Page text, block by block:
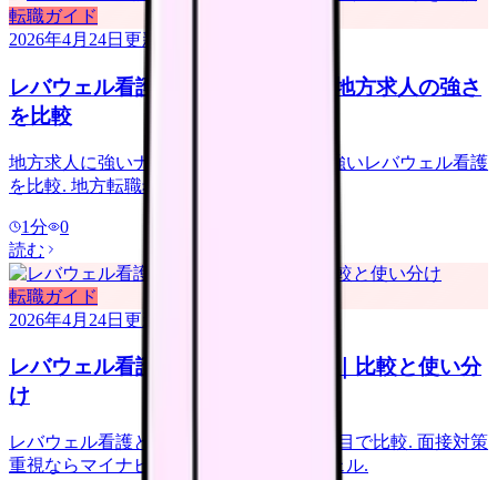
転職ガイド
2026年4月24日 更新
レバウェル看護 vs ナースジョブ｜地方求人の強さ
を比較
地方求人に強いナースジョブと都市部に強いレバウェル看護
を比較. 地方転職希望者向けの選び方.
1分
0
読む
転職ガイド
2026年4月24日 更新
レバウェル看護 vs マイナビ看護師｜比較と使い分
け
レバウェル看護とマイナビ看護師を 10 項目で比較. 面接対策
重視ならマイナビ、条件交渉ならレバウェル.